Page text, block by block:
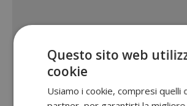
Questo sito web
cookie
Usiamo i cookie, compresi quelli